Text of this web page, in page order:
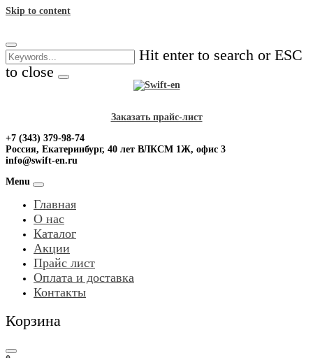
Skip to content
Hit enter to search or ESC
to close
Заказать прайс-лист
+7 (343) 379-98-74
Россия, Екатеринбург, 40 лет ВЛКСМ 1Ж, офис 3
info@swift-en.ru
Menu
Главная
О нас
Каталог
Акции
Прайс лист
Оплата и доставка
Контакты
Корзина